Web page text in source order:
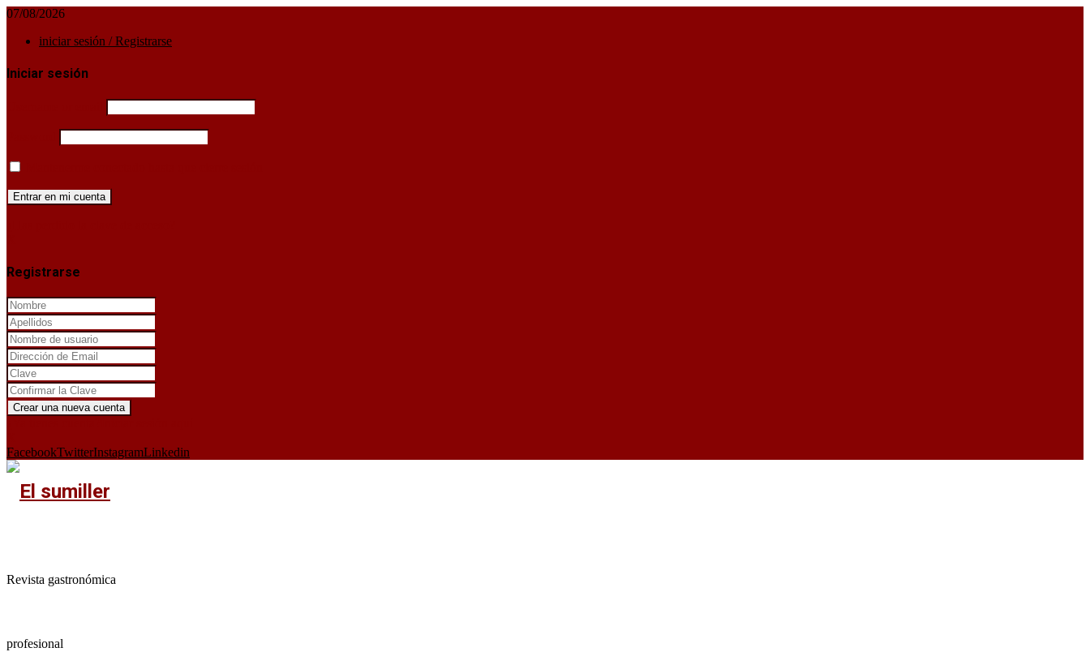
07/08/2026
iniciar sesión / Registrarse
Iniciar sesión
Registrarse
FacebookTwitterInstagramLinkedin
Revista gastronómica
profesional